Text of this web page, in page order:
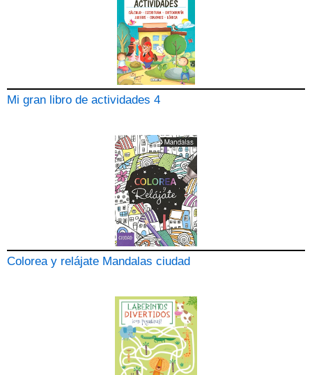
Mi gran libro de actividades 4
Colorea y relájate Mandalas ciudad